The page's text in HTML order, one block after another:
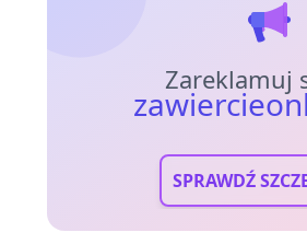
Zareklamuj
SPRAWDŹ